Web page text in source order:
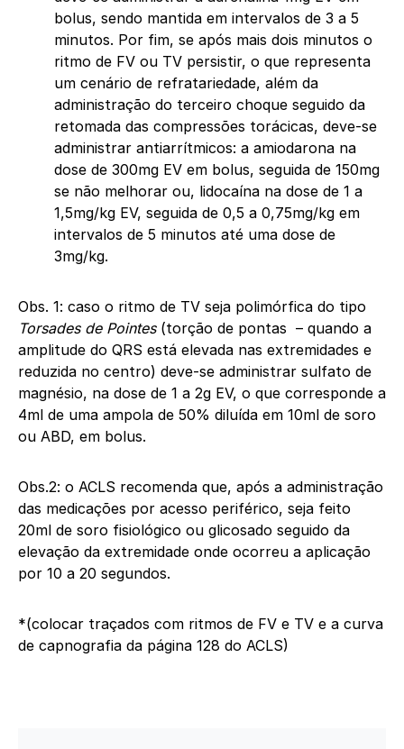
bolus, sendo mantida em intervalos de 3 a 5
minutos. Por fim, se após mais dois minutos o
ritmo de FV ou TV persistir, o que representa
um cenário de refratariedade, além da
administração do terceiro choque seguido da
retomada das compressões torácicas, deve-se
administrar antiarrítmicos: a amiodarona na
dose de 300mg EV em bolus, seguida de 150mg
se não melhorar ou, lidocaína na dose de 1 a
1,5mg/kg EV, seguida de 0,5 a 0,75mg/kg em
intervalos de 5 minutos até uma dose de
3mg/kg.
Obs. 1: caso o ritmo de TV seja polimórfica do tipo
Torsades de Pointes(torção de pontas – quando a
amplitude do QRS está elevada nas extremidades e
reduzida no centro) deve-se administrar sulfato de
magnésio, na dose de 1 a 2g EV, o que corresponde a
4ml de uma ampola de 50% diluída em 10ml de soro
ou ABD, em bolus.
Obs.2: o ACLS recomenda que, após a administração
das medicações por acesso periférico, seja feito
20ml de soro fisiológico ou glicosado seguido da
elevação da extremidade onde ocorreu a aplicação
por 10 a 20 segundos.
*(colocar traçados com ritmos de FV e TV e a curva
de capnografia da página 128 do ACLS)